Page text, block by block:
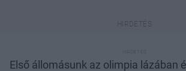
Első állomásunk az olimpia lázában